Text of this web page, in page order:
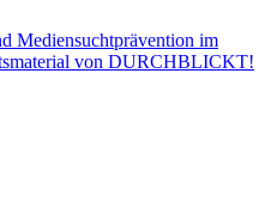
Mediensuchtprävention im
von DURCHBLICKT!